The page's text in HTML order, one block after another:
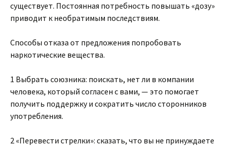
существует. Постоянная потребность повышать «дозу»
приводит к необратимым последствиям.
Способы отказа от предложения попробовать
наркотические вещества.
1 Выбрать союзника: поискать, нет ли в компании
человека, который согласен с вами, — это помогает
получить поддержку и сократить число сторонников
употребления.
2 «Перевести стрелки»: сказать, что вы не принуждаете